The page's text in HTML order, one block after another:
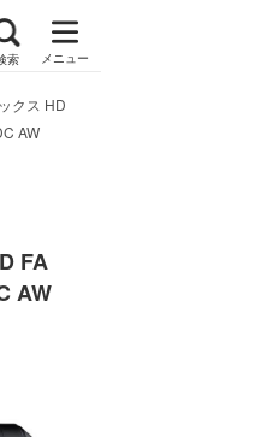
索 メニュー
クス HD
AW
FA
AW